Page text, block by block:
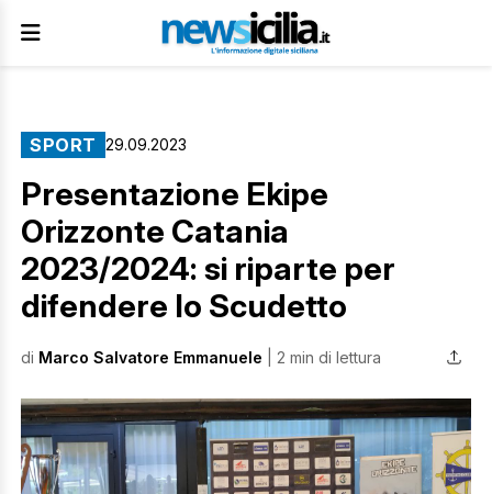
SPORT 29.09.2023
Presentazione Ekipe
Orizzonte Catania
2023/2024: si riparte per
difendere lo Scudetto
di Marco Salvatore Emmanuele | 2 min di lettura